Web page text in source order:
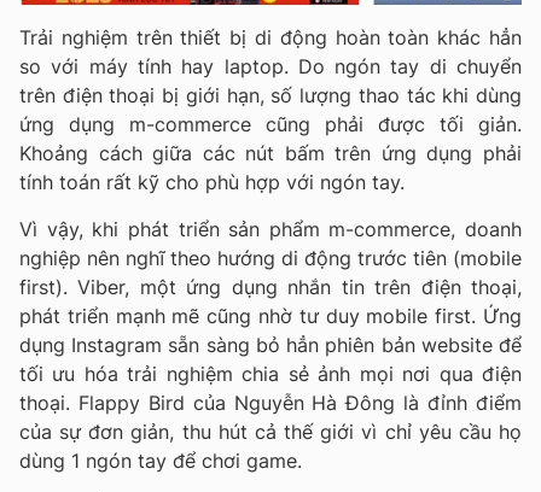
Trải nghiệm trên thiết bị di động hoàn toàn khác hẳn
so với máy tính hay laptop. Do ngón tay di chuyển
trên điện thoại bị giới hạn, số lượng thao tác khi dùng
ứng dụng m-commerce cũng phải được tối giản.
Khoảng cách giữa các nút bấm trên ứng dụng phải
tính toán rất kỹ cho phù hợp với ngón tay.
Vì vậy, khi phát triển sản phẩm m-commerce, doanh
nghiệp nên nghĩ theo hướng di động trước tiên (mobile
first). Viber, một ứng dụng nhắn tin trên điện thoại,
phát triển mạnh mẽ cũng nhờ tư duy mobile first. Ứng
dụng Instagram sẵn sàng bỏ hẳn phiên bản website để
tối ưu hóa trải nghiệm chia sẻ ảnh mọi nơi qua điện
thoại. Flappy Bird của Nguyễn Hà Đông là đỉnh điểm
của sự đơn giản, thu hút cả thế giới vì chỉ yêu cầu họ
dùng 1 ngón tay để chơi game.